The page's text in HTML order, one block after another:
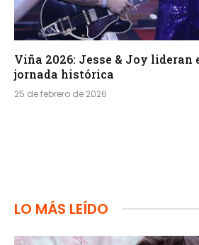
Viña 2026: Jesse & Joy lideran
jornada histórica
25 de febrero de 2026
LO MÁS LEÍDO